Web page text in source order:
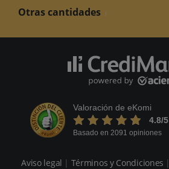
Otras cantidades
Valoración de eKomi
4.8/5
Basado en 2091 opiniones
Aviso legal Términos y Condiciones